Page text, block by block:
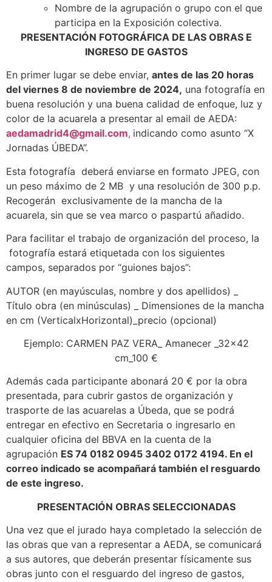
Nombre de la agrupación o grupo con el que
participa en la Exposición colectiva.
PRESENTACIÓN FOTOGRÁFICA DE LAS OBRAS E
INGRESO DE GASTOS
En primer lugar se debe enviar, antes de las 20 horas
del viernes 8 de noviembre de 2024, una fotografía en
buena resolución y una buena calidad de enfoque, luz y
color de la acuarela a presentar al email de AEDA:
aedamadrid4@gmail.com, indicando como asunto “X
Jornadas ÚBEDA”.
Esta fotografía deberá enviarse en formato JPEG, con
un peso máximo de 2 MB y una resolución de 300 p.p.
Recogerán exclusivamente de la mancha de la
acuarela, sin que se vea marco o paspartú añadido.
Para facilitar el trabajo de organización del proceso, la
fotografía estará etiquetada con los siguientes
campos, separados por “guiones bajos”:
AUTOR (en mayúsculas, nombre y dos apellidos) _
Título obra (en minúsculas) _ Dimensiones de la mancha
en cm (VerticalxHorizontal)_precio (opcional)
Ejemplo: CARMEN PAZ VERA_ Amanecer _32x42
cm_100 €
Además cada participante abonará 20 € por la obra
presentada, para cubrir gastos de organización y
trasporte de las acuarelas a Úbeda, que se podrá
entregar en efectivo en Secretaria o ingresarlo en
cualquier oficina del BBVA en la cuenta de la
agrupación ES 74 0182 0945 3402 0172 4194. En el
correo indicado se acompañará también el resguardo
de este ingreso.
PRESENTACIÓN OBRAS SELECCIONADAS
Una vez que el jurado haya completado la selección de
las obras que van a representar a AEDA, se comunicará
a sus autores, que deberán presentar físicamente sus
obras junto con el resguardo del ingreso de gastos,